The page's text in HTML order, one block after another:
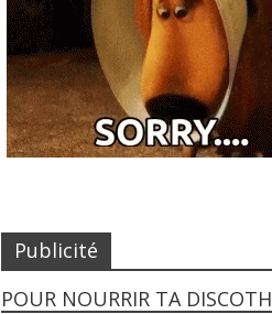
Publicité
POUR NOURRIR TA